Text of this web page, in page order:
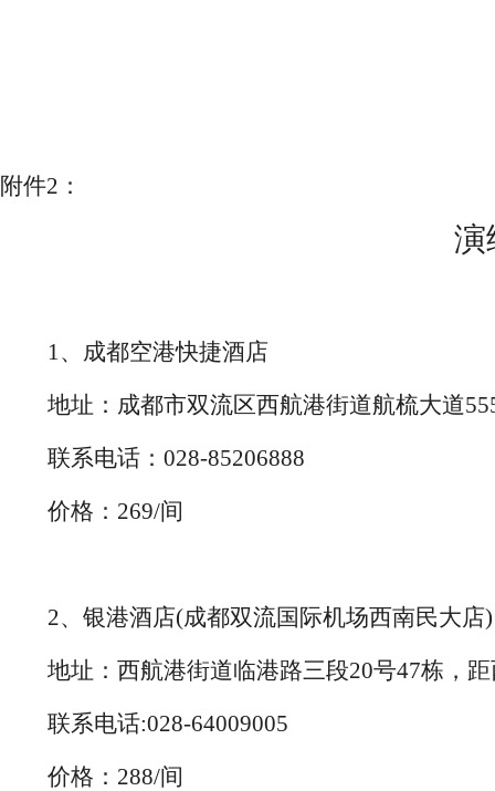
附件2：
演
1、成都空港快捷酒店
地址：成都市双流区西航港街道航梳大道
联系电话： 028-85206888
价格： 269/间
2、 银港酒店(成都双流国际机场西南民大店)
地址： 西航港街道临港路三段20号47栋 ，
联系电话:028-64009005
价格： 288/间